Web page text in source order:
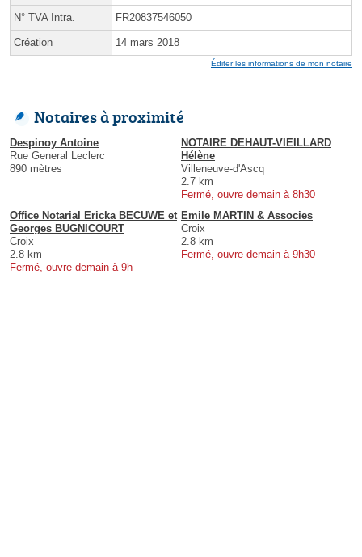
N° TVA Intra. FR20837546050
Création 14 mars 2018
Éditer les informations de mon notaire
Notaires à proximité
Despinoy Antoine
Rue General Leclerc
890 mètres
NOTAIRE DEHAUT-VIEILLARD
Hélène
Villeneuve-d'Ascq
2.7 km
Fermé, ouvre demain à 8h30
Office Notarial Ericka BECUWE et
Georges BUGNICOURT
Croix
2.8 km
Fermé, ouvre demain à 9h
Emile MARTIN & Associes
Croix
2.8 km
Fermé, ouvre demain à 9h30